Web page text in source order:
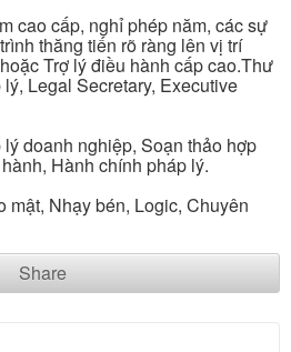
cao cấp, nghỉ phép năm, các sự
thăng tiến rõ ràng lên vị trí
Trợ lý điều hành cấp cao.Thư
Legal Secretary, Executive
doanh nghiệp, Soạn thảo hợp
Hành chính pháp lý.
mật, Nhạy bén, Logic, Chuyên
Share